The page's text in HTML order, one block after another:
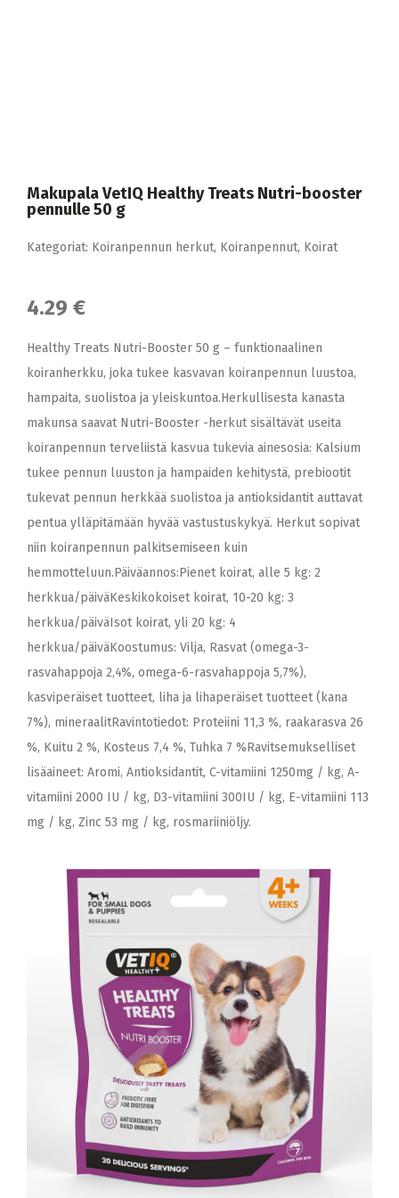
Makupala VetIQ Healthy Treats Nutri-booster
pennulle 50 g
Kategoriat: Koiranpennun herkut, Koiranpennut, Koirat
4.29 €
Healthy Treats Nutri-Booster 50 g – funktionaalinen
koiranherkku, joka tukee kasvavan koiranpennun luustoa,
hampaita, suolistoa ja yleiskuntoa.Herkullisesta kanasta
makunsa saavat Nutri-Booster -herkut sisältävät useita
koiranpennun terveliistä kasvua tukevia ainesosia: Kalsium
tukee pennun luuston ja hampaiden kehitystä, prebiootit
tukevat pennun herkkää suolistoa ja antioksidantit auttavat
pentua ylläpitämään hyvää vastustuskykyä. Herkut sopivat
niin koiranpennun palkitsemiseen kuin
hemmotteluun.Päiväannos:Pienet koirat, alle 5 kg: 2
herkkua/päiväKeskikokoiset koirat, 10-20 kg: 3
herkkua/päiväIsot koirat, yli 20 kg: 4
herkkua/päiväKoostumus: Vilja, Rasvat (omega-3-
rasvahappoja 2,4%, omega-6-rasvahappoja 5,7%),
kasviperäiset tuotteet, liha ja lihaperäiset tuotteet (kana
7%), mineraalitRavintotiedot: Proteiini 11,3 %, raakarasva 26
%, Kuitu 2 %, Kosteus 7,4 %, Tuhka 7 %Ravitsemukselliset
lisäaineet: Aromi, Antioksidantit, C-vitamiini 1250mg / kg, A-
vitamiini 2000 IU / kg, D3-vitamiini 300IU / kg, E-vitamiini 113
mg / kg, Zinc 53 mg / kg, rosmariiniöljy.